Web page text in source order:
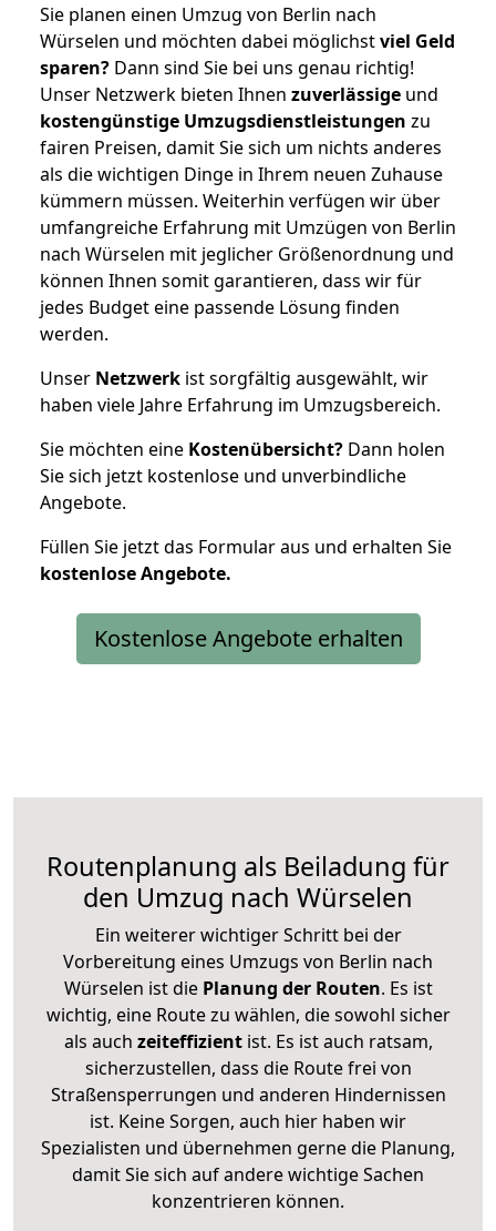
Sie planen einen Umzug von Berlin nach
Würselen und möchten dabei möglichstviel Geld
sparen? Dann sind Sie bei uns genau richtig!
Unser Netzwerk bieten Ihnen zuverlässige und
kostengünstige Umzugsdienstleistungen zu
fairen Preisen, damit Sie sich um nichts anderes
als die wichtigen Dinge in Ihrem neuen Zuhause
kümmern müssen. Weiterhin verfügen wir über
umfangreiche Erfahrung mit Umzügen von Berlin
nach Würselen mit jeglicher Größenordnung und
können Ihnen somit garantieren, dass wir für
jedes Budget eine passende Lösung finden
werden.
Unser Netzwerk ist sorgfältig ausgewählt, wir
haben viele Jahre Erfahrung im Umzugsbereich.
Sie möchten eine Kostenübersicht? Dann holen
Sie sich jetzt kostenlose und unverbindliche
Angebote.
Füllen Sie jetzt das Formular aus und erhalten Sie
kostenloseAngebote.
Kostenlose Angebote erhalten
Routenplanung als Beiladung für
den Umzug nach Würselen
Ein weiterer wichtiger Schritt bei der
Vorbereitung eines Umzugs von Berlin nach
Würselen ist diePlanung der Routen. Es ist
wichtig, eine Route zu wählen, die sowohl sicher
als auch zeiteffizientist. Es ist auch ratsam,
sicherzustellen, dass die Route frei von
Straßensperrungen und anderen Hindernissen
ist. Keine Sorgen, auch hier haben wir
Spezialisten und übernehmen gerne die Planung,
damit Sie sich auf andere wichtige Sachen
konzentrieren können.